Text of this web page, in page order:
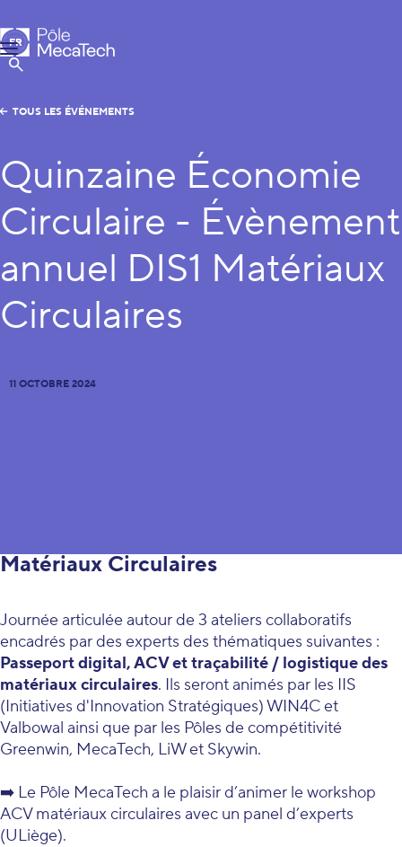
Pôle MecaTech
Menu
Afficher la Recherche
FR
EN
TOUS LES ÉVÉNEMENTS
Quinzaine Économie
Circulaire - Évènement
annuel DIS1 Matériaux
Circulaires
11 OCTOBRE 2024
Matériaux Circulaires
Journée articulée autour de 3 ateliers collaboratifs
encadrés par des experts des thématiques suivantes :
Passeport digital, ACV et traçabilité / logistique des
matériaux circulaires. Ils seront animés par les IIS
(Initiatives d'Innovation Stratégiques) WIN4C et
Valbowal ainsi que par les Pôles de compétitivité
Greenwin, MecaTech, LiW et Skywin.
➡️ Le Pôle MecaTech a le plaisir d’animer le workshop
ACV matériaux circulaires avec un panel d’experts
(ULiège).